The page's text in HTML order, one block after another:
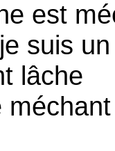
est
suis
lâche
méchant